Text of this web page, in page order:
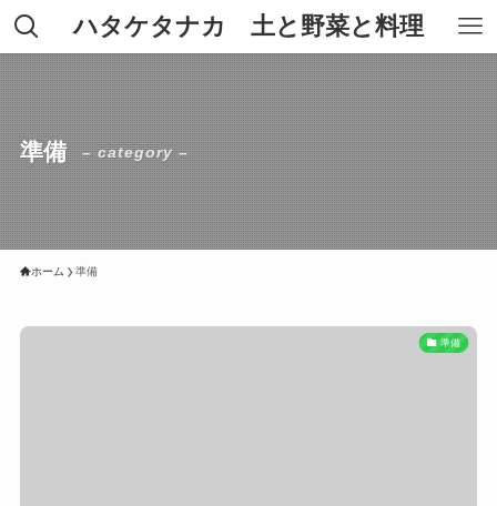
ハタケタナカ 土と野菜と料理
準備 – category –
ホーム 準備
準備